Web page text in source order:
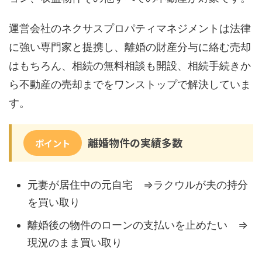
運営会社のネクサスプロパティマネジメントは法律
に強い専門家と提携し、離婚の財産分与に絡む売却
はもちろん、相続の無料相談も開設、相続手続きか
ら不動産の売却までをワンストップで解決していま
す。
ポイント 離婚物件の実績多数
元妻が居住中の元自宅 ⇒ラクウルが夫の持分
を買い取り
離婚後の物件のローンの支払いを止めたい ⇒
現況のまま買い取り